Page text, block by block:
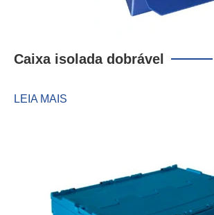
Caixa isolada dobrável
LEIA MAIS